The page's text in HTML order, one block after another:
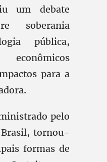
um debate
soberania
pública,
para a
pelo
tornou-
formas de